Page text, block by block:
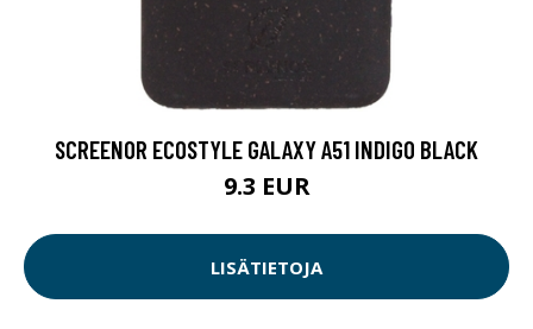
SCREENOR ECOSTYLE GALAXY A51 INDIGO BLACK
9.3 EUR
LISÄTIETOJA